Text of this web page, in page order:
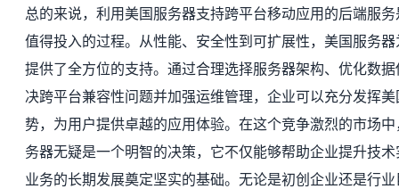
总的来说，利用美国服务器支持跨平台移动应用的后端服
值得投入的过程。从性能、安全性到可扩展性，美国服务
提供了全方位的支持。通过合理选择服务器架构、优化数
决跨平台兼容性问题并加强运维管理，企业可以充分发挥
势，为用户提供卓越的应用体验。在这个竞争激烈的市场
务器无疑是一个明智的决策，它不仅能够帮助企业提升技
业务的长期发展奠定坚实的基础。无论是初创企业还是行